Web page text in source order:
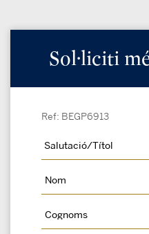
Sol·liciti
Ref: BEGP6913